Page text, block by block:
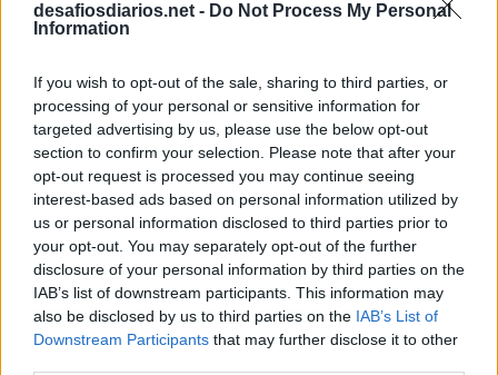
desafiosdiarios.net - Do Not Process My Personal
Information
If you wish to opt-out of the sale, sharing to third parties, or
processing of your personal or sensitive information for
targeted advertising by us, please use the below opt-out
section to confirm your selection. Please note that after your
opt-out request is processed you may continue seeing
interest-based ads based on personal information utilized by
us or personal information disclosed to third parties prior to
your opt-out. You may separately opt-out of the further
disclosure of your personal information by third parties on the
IAB’s list of downstream participants. This information may
also be disclosed by us to third parties on the IAB’s List of
Downstream Participants that may further disclose it to other
C
A D I L L A
C
A
N O
S
S
E N O
Salada em inglês:
S
A L A
D
Linha de desktops da Apple:
I
M A
C
__ Land, filme que concorreu ao Oscar em 2017